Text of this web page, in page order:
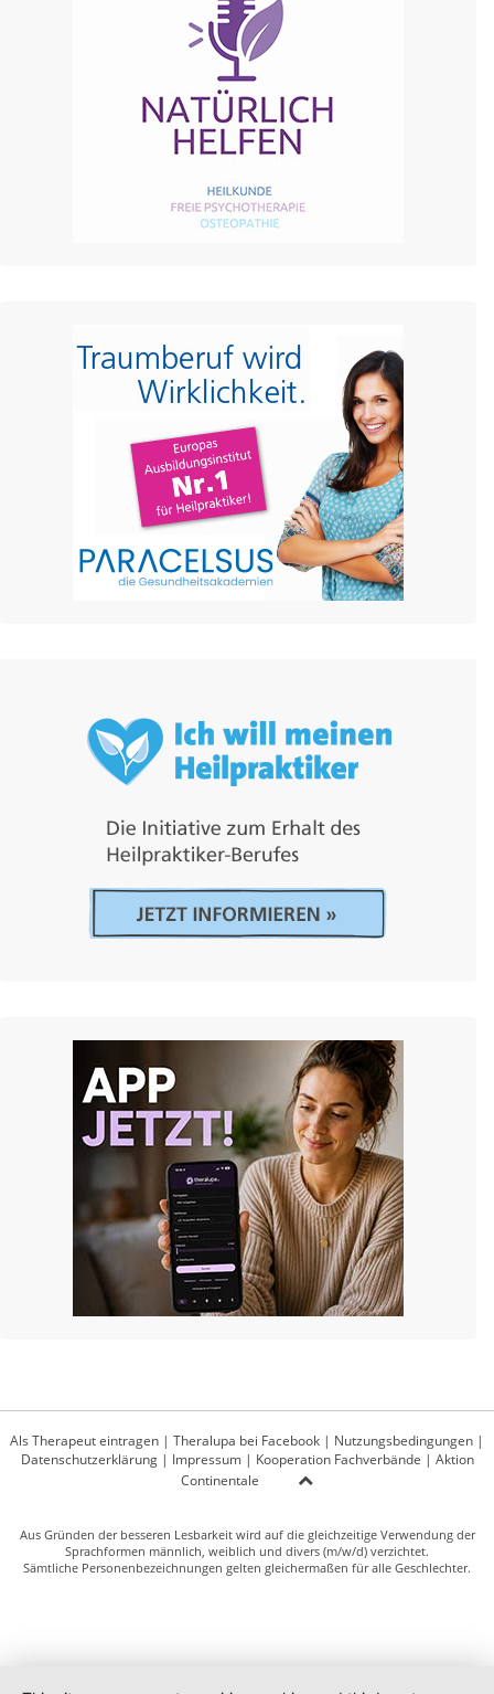
Als Therapeut eintragen | Theralupa bei Facebook | Nutzungsbedingungen |
Datenschutzerklärung| Impressum| Kooperation Fachverbände | Aktion
Continentale
Aus Gründen der besseren Lesbarkeit wird auf die gleichzeitige Verwendung der
Sprachformen männlich, weiblich und divers (m/w/d) verzichtet.
Sämtliche Personenbezeichnungen gelten gleichermaßen für alle Geschlechter.